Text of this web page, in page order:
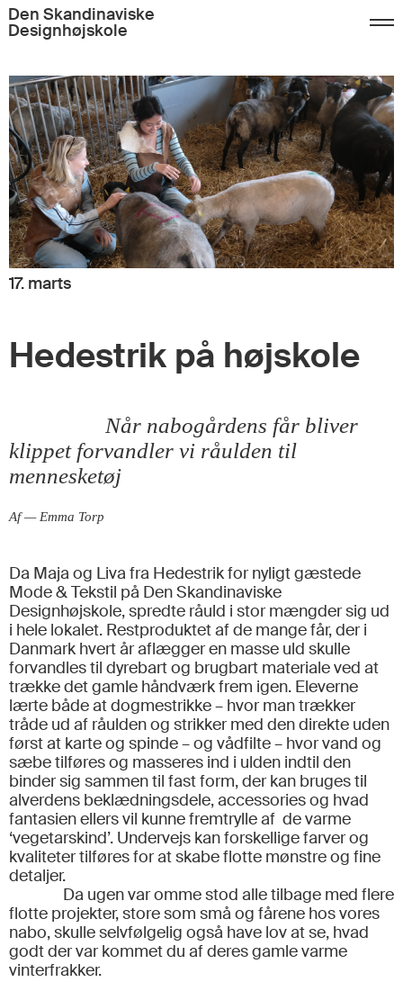
Den Skandinaviske
Designhøjskole
17. marts
Hedestrik på højskole
Når nabogårdens får bliver
klippet forvandler vi råulden til
mennesketøj
Af — Emma Torp
Da Maja og Liva fra Hedestrik for nyligt gæstede
Mode & Tekstil på Den Skandinaviske
Designhøjskole, spredte råuld i stor mængder sig ud
i hele lokalet. Restproduktet af de mange får, der i
Danmark hvert år aflægger en masse uld skulle
forvandles til dyrebart og brugbart materiale ved at
trække det gamle håndværk frem igen. Eleverne
lærte både at dogmestrikke – hvor man trækker
tråde ud af råulden og strikker med den direkte uden
først at karte og spinde – og vådfilte – hvor vand og
sæbe tilføres og masseres ind i ulden indtil den
binder sig sammen til fast form, der kan bruges til
alverdens beklædningsdele, accessories og hvad
fantasien ellers vil kunne fremtrylle af de varme
‘vegetarskind’. Undervejs kan forskellige farver og
kvaliteter tilføres for at skabe flotte mønstre og fine
detaljer.
Da ugen var omme stod alle tilbage med flere
flotte projekter, store som små og fårene hos vores
nabo, skulle selvfølgelig også have lov at se, hvad
godt der var kommet du af deres gamle varme
vinterfrakker.